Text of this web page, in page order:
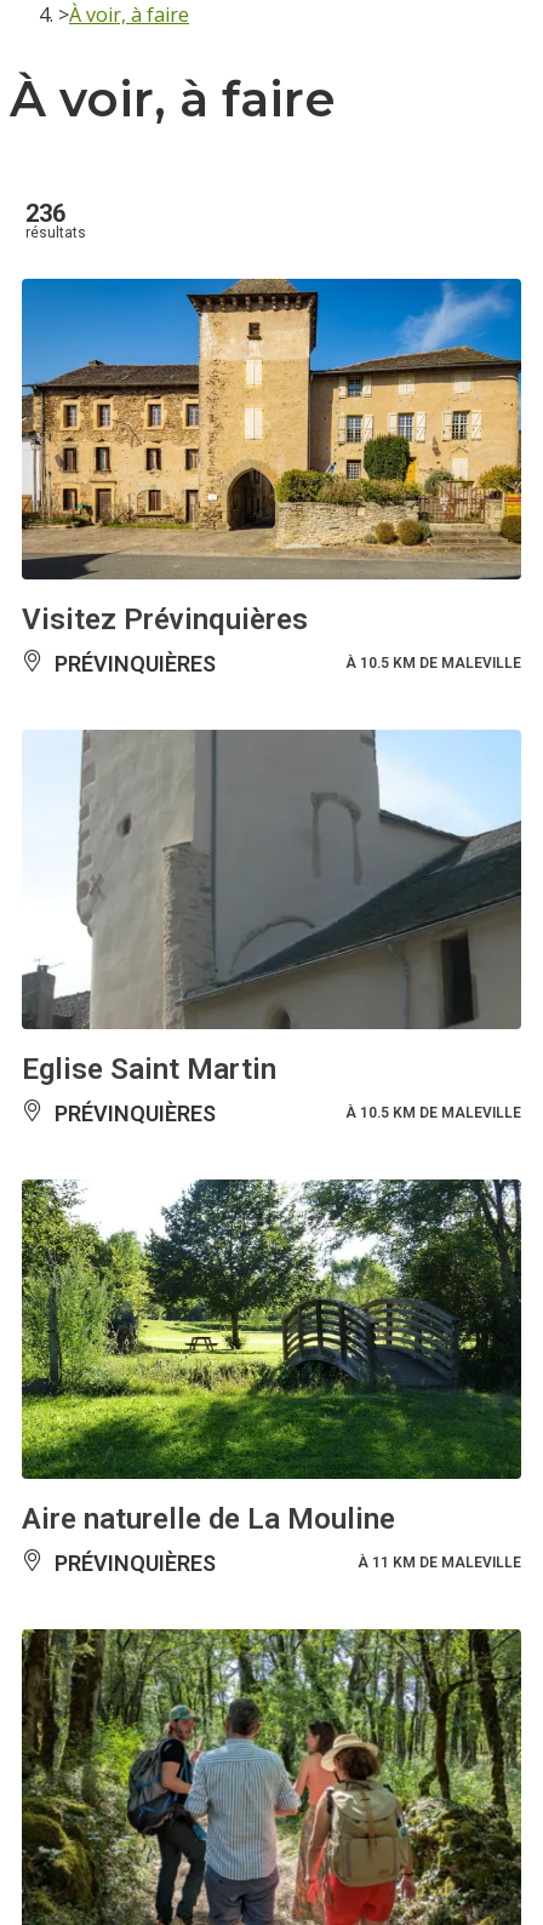
>À voir, à faire
À voir, à faire
236
résultats
Visitez Prévinquières
PRÉVINQUIÈRES À 10.5 KM DE MALEVILLE
Eglise Saint Martin
PRÉVINQUIÈRES À 10.5 KM DE MALEVILLE
Aire naturelle de La Mouline
PRÉVINQUIÈRES À 11 KM DE MALEVILLE